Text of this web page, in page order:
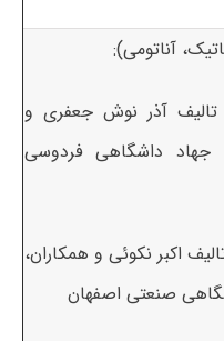
آناتومی):
تالیف آذر نوش جعفری و
جهاد داشگاهی فردوسی
اکبر نکوئی و همکاران،
صنعتی اصفهان